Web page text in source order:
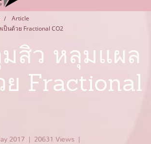
Article
นด้วย Fractional CO2
สิว หลุมแผล
ย Fractional
2017 20631 Views